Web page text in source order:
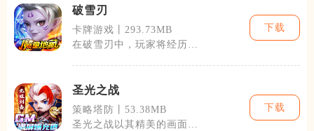
破雪刃
卡牌游戏丨293.73MB
在破雪刃中，玩家将经历各
下载
圣光之战
策略塔防丨53.38MB
圣光之战以其精美的画面、
下载